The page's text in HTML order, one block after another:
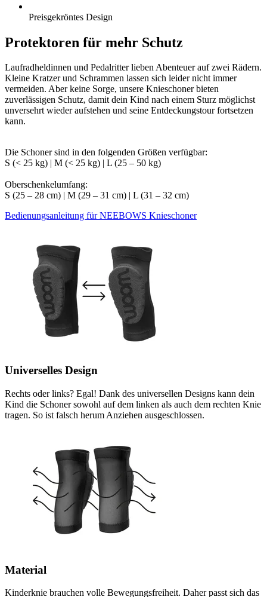
Preisgekröntes Design
Protektoren für mehr Schutz
Laufradheldinnen und Pedalritter lieben Abenteuer auf zwei Rädern.
Kleine Kratzer und Schrammen lassen sich leider nicht immer
vermeiden. Aber keine Sorge, unsere Knieschoner bieten
zuverlässigen Schutz, damit dein Kind nach einem Sturz möglichst
unversehrt wieder aufstehen und seine Entdeckungstour fortsetzen
kann.
Die Schoner sind in den folgenden Größen verfügbar:
S (< 25 kg) | M (< 25 kg) | L (25 – 50 kg)
Oberschenkelumfang:
S (25 – 28 cm) | M (29 – 31 cm) | L (31 – 32 cm)
Bedienungsanleitung für NEEBOWS Knieschoner
Universelles Design
Rechts oder links? Egal! Dank des universellen Designs kann dein
Kind die Schoner sowohl auf dem linken als auch dem rechten Knie
tragen. So ist falsch herum Anziehen ausgeschlossen.
Material
Kinderknie brauchen volle Bewegungsfreiheit. Daher passt sich das